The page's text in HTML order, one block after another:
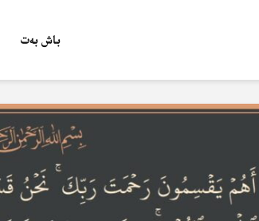
باش بەت